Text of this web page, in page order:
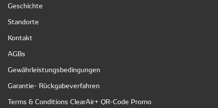
Geschichte
Standorte
Kontakt
AGBs
Gewährleistungsbedingungen
Garantie- Rückgabeverfahren
Terms & Conditions ClearAir+ QR-Code Promo